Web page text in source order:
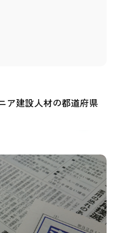
ア建設人材の都道府県